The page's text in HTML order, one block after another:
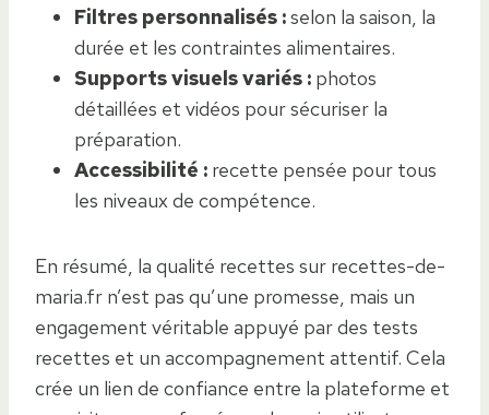
Filtres personnalisés :selon la saison, la
durée et les contraintes alimentaires.
Supports visuels variés : photos
détaillées et vidéos pour sécuriser la
préparation.
Accessibilité : recette pensée pour tous
les niveaux de compétence.
En résumé, la qualité recettes sur recettes-de-
maria.fr n’est pas qu’une promesse, mais un
engagement véritable appuyé par des tests
recettes et un accompagnement attentif. Cela
crée un lien de confiance entre la plateforme et